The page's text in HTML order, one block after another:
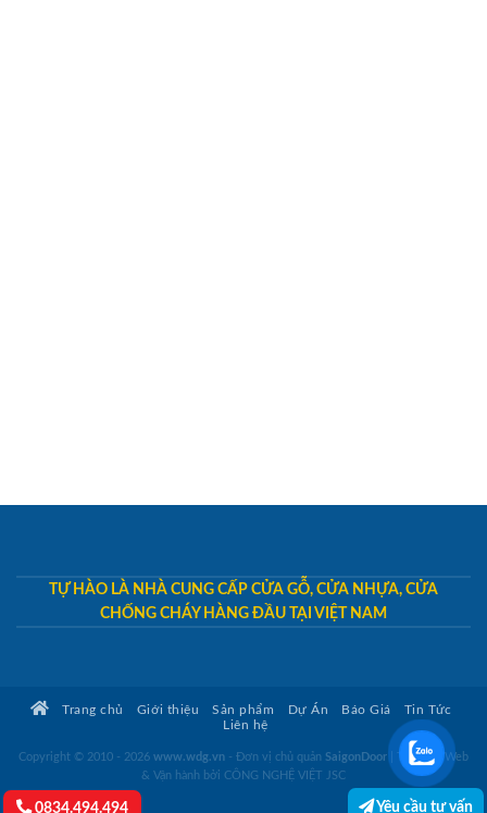
TỰ HÀO LÀ NHÀ CUNG CẤP CỬA GỖ, CỬA NHỰA, CỬA
CHỐNG CHÁY HÀNG ĐẦU TẠI VIỆT NAM
Trang chủ Giới thiệu Sản phẩm Dự Án Báo Giá
Tin Tức
Liên hệ
Copyright © 2010 - 2026 www.wdg.vn - Đơn vị chủ quản SaigonDoor
Thiết kế Web
& Vận hành bởi CÔNG NGHỆ VIỆT JSC
0834.494.494 Yêu cầu tư vấn